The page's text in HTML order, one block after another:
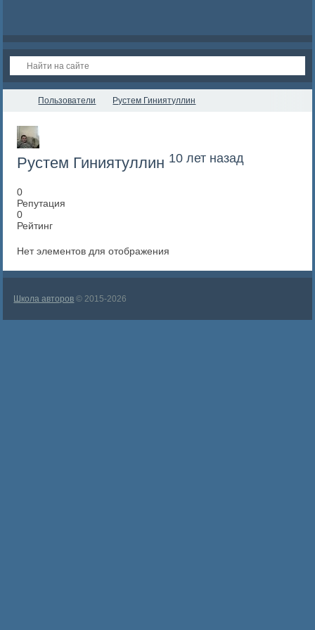
Пользователи Рустем Гиниятуллин
Рустем Гиниятуллин 10 лет назад
0
Репутация
0
Рейтинг
Нет элементов для отображения
Школа авторов © 2015-2026